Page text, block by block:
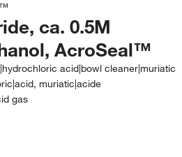
ca. 0.5M
AcroSeal™
acid|bowl cleaner|muriatic
muriatic|acide
gas